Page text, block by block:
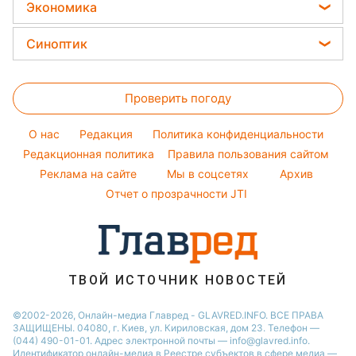
София Ротару
Ольга Сумская
Елена Зеленская
Кейт Миддлтон
Новости Харькова
Новости Полтавы
Новости Сум
Новости Черкассы
Новости Львова
Новости Запорожья
Новости Днепра
Простые блюда
Легкие десерты
Праздничное меню
Уборка
Авто
Стирка
Комнатные растения
Экономика
Цены на продукты
Денежная помощь
Курс валют
Синоптик
Магнитные бури
Погода на сегодня
Погода на завтра
Пылевая буря
Проверить погоду
O нас Редакция
Политика конфиденциальности
Редакционная политика
Правила пользования сайтом
Реклама на сайте
Мы в соцсетях
Архив
Отчет о прозрачности JTI
ТВОЙ ИСТОЧНИК НОВОСТЕЙ
©2002-2026, Онлайн-медиа Главред - GLAVRED.INFO. ВСЕ ПРАВА
ЗАЩИЩЕНЫ. 04080, г. Киев, ул. Кириловская, дом 23. Телефон —
(044) 490-01-01. Адрес электронной почты — info@glavred.info.
Идентификатор онлайн-медиа в Реестре cубъектов в сфере медиа —